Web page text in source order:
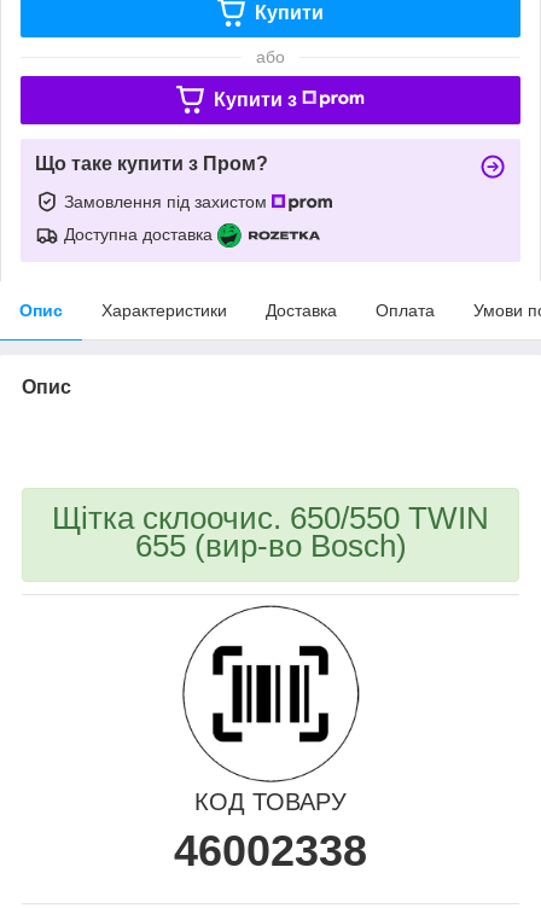
Купити
або
Купити з
Що таке купити з Пром?
Замовлення під захистом
Доступна доставка
Опис Характеристики Доставка Оплата Умови
Опис
Щітка склоочис. 650/550 TWIN
655 (вир-во Bosch)
КОД ТОВАРУ
46002338